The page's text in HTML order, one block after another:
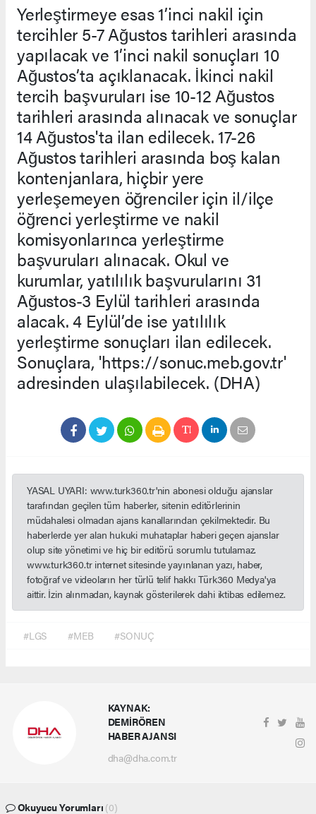
Yerleştirmeye esas 1’inci nakil için
tercihler 5-7 Ağustos tarihleri arasında
yapılacak ve 1’inci nakil sonuçları 10
Ağustos’ta açıklanacak. İkinci nakil
tercih başvuruları ise 10-12 Ağustos
tarihleri arasında alınacak ve sonuçlar
14 Ağustos'ta ilan edilecek. 17-26
Ağustos tarihleri arasında boş kalan
kontenjanlara, hiçbir yere
yerleşemeyen öğrenciler için il/ilçe
öğrenci yerleştirme ve nakil
komisyonlarınca yerleştirme
başvuruları alınacak. Okul ve
kurumlar, yatılılık başvurularını 31
Ağustos-3 Eylül tarihleri arasında
alacak. 4 Eylül’de ise yatılılık
yerleştirme sonuçları ilan edilecek.
Sonuçlara, 'https://sonuc.meb.gov.tr'
adresinden ulaşılabilecek. (DHA)
YASAL UYARI: www.turk360.tr'nin abonesi olduğu ajanslar
tarafından geçilen tüm haberler, sitenin editörlerinin
müdahalesi olmadan ajans kanallarından çekilmektedir. Bu
haberlerde yer alan hukuki muhataplar haberi geçen ajanslar
olup site yönetimi ve hiç bir editörü sorumlu tutulamaz.
www.turk360.tr internet sitesinde yayınlanan yazı, haber,
fotoğraf ve videoların her türlü telif hakkı Türk360 Medya'ya
aittir. İzin alınmadan, kaynak gösterilerek dahi iktibas edilemez.
#LGS #MEB #SONUÇ
KAYNAK:
DEMİRÖREN
HABER AJANSI
dha@dha.com.tr
Okuyucu Yorumları (0)